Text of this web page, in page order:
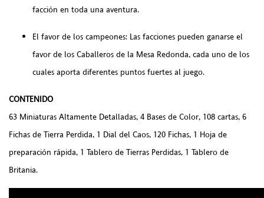
facción en toda una aventura.
El favor de los campeones: Las facciones pueden ganarse el
favor de los Caballeros de la Mesa Redonda, cada uno de los
cuales aporta diferentes puntos fuertes al juego.
CONTENIDO
63 Miniaturas Altamente Detalladas, 4 Bases de Color, 108 cartas, 6
Fichas de Tierra Perdida, 1 Dial del Caos, 120 Fichas, 1 Hoja de
preparación rápida, 1 Tablero de Tierras Perdidas, 1 Tablero de
Britania.